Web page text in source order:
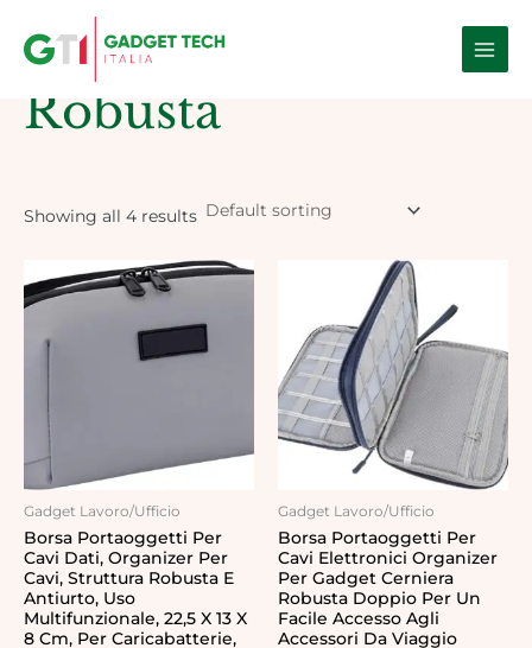
Main
Home / Products tagged “Robusta”
Robusta
Showing all 4 results
Gadget Lavoro/Ufficio
Borsa Portaoggetti Per
Cavi Dati, Organizer Per
Cavi, Struttura Robusta E
Antiurto, Uso
Multifunzionale, 22,5 X 13 X
8 Cm, Per Caricabatterie,
Gadget Lavoro/Ufficio
Borsa Portaoggetti Per
Cavi Elettronici Organizer
Per Gadget Cerniera
Robusta Doppio Per Un
Facile Accesso Agli
Accessori Da Viaggio